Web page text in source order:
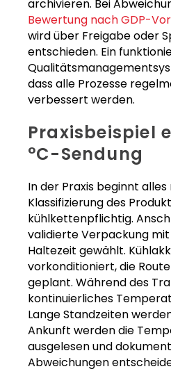
archivieren. Bei
Bewertung nach GDP-
wird über Freigabe oder
entschieden. Ein
dass alle Prozesse
verbessert werden.
Praxisbeispiel
°C-Sendung
In der Praxis beginnt
Klassifizierung des
kühlkettenpflichtig.
validierte Verpackung
Haltezeit gewählt.
vorkonditioniert, die
geplant. Während des
kontinuierliches
Lange Standzeiten
Ankunft werden die
ausgelesen und
Abweichungen